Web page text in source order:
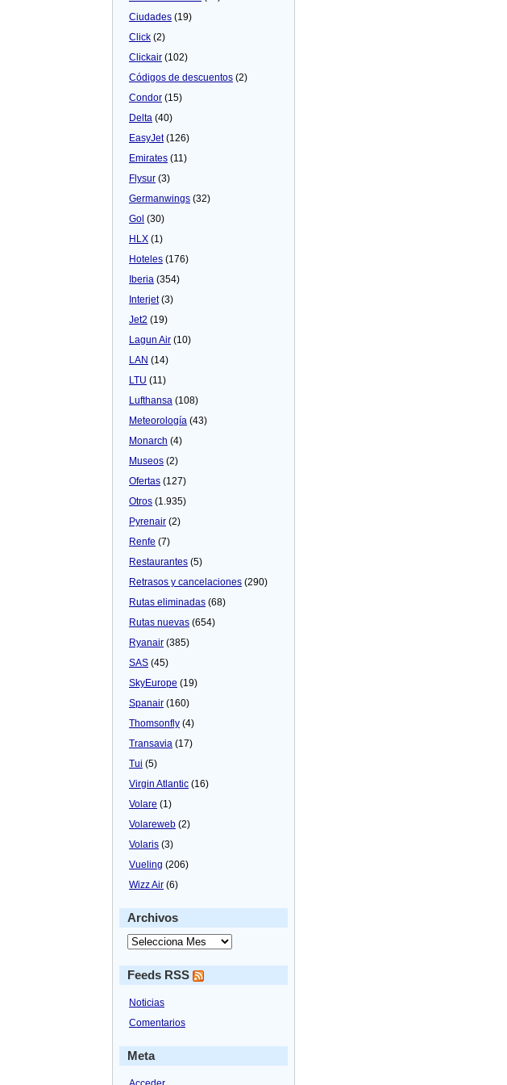
Ciudades (19)
Click (2)
Clickair (102)
Códigos de descuentos (2)
Condor (15)
Delta (40)
EasyJet(126)
Emirates (11)
Flysur (3)
Germanwings (32)
Gol (30)
HLX (1)
Hoteles (176)
Iberia (354)
Interjet(3)
Jet2 (19)
Lagun Air (10)
LAN (14)
LTU (11)
Lufthansa (108)
Meteorologí­a (43)
Monarch (4)
Museos (2)
Ofertas (127)
Otros (1.935)
Pyrenair (2)
Renfe (7)
Restaurantes (5)
Retrasos y cancelaciones (290)
Rutas eliminadas (68)
Rutas nuevas (654)
Ryanair (385)
SAS (45)
SkyEurope (19)
Spanair (160)
Thomsonfly (4)
Transavia (17)
Tui (5)
Virgin Atlantic (16)
Volare (1)
Volareweb (2)
Volaris (3)
Vueling (206)
Wizz Air (6)
Archivos
Feeds RSS
Noticias
Comentarios
Meta